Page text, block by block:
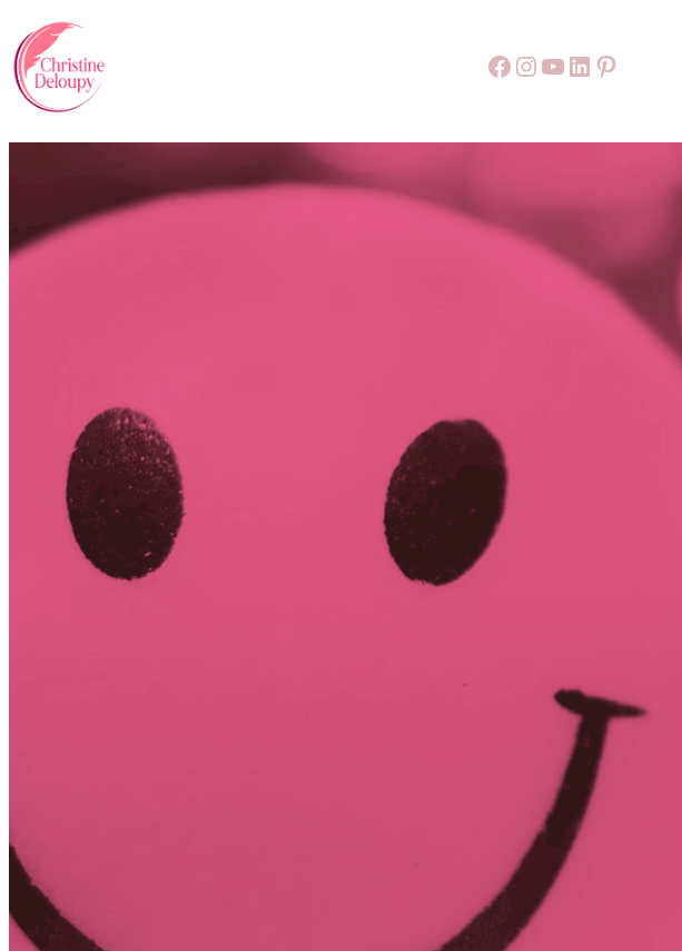
Facebook
559999LinkedIn
Pinterest